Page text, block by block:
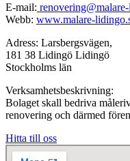
E-mail:
Webb: www.malare-
Adress: Larsbergsvägen,
181 38 Lidingö Lidingö
Stockholms län
Verksamhetsbeskrivning:
Bolaget skall bedriva
renovering och därmed
Hitta till oss